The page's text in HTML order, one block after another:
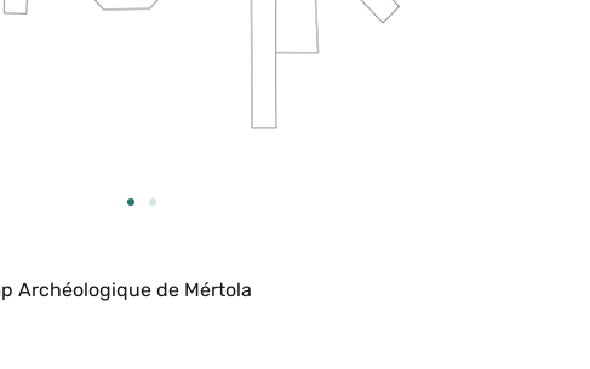
Archéologique de Mértola